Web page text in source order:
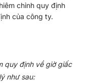
chỉnh quy định
của công ty.
quy định về giờ giấc
như sau: